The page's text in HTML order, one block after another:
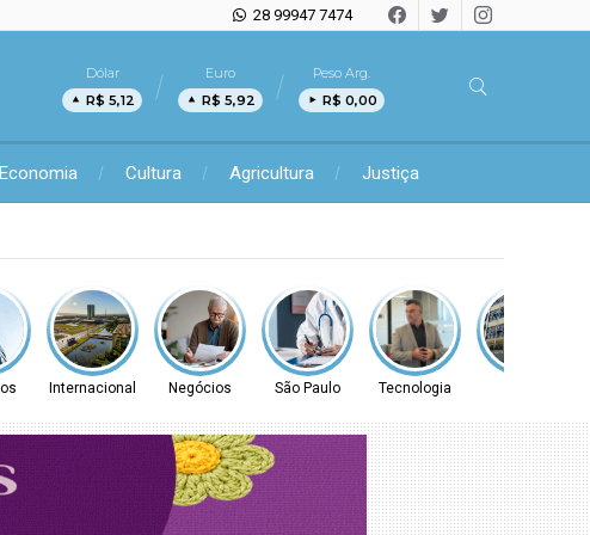
28 99947 7474
Dólar
R$ 5,12
Euro
R$ 5,92
Peso Arg.
R$ 0,00
Economia Cultura Agricultura Justiça
(7) e sábado (8)
Internacional Negócios São Paulo Tecnologia